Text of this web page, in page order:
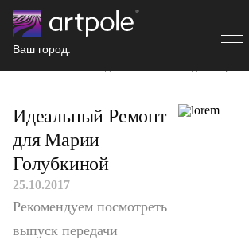
Ваш город:
Идеальный Ремонт
для Марии
Голубкиной
25.10.2017
Рекомендуем посмотреть
выпуск передачи